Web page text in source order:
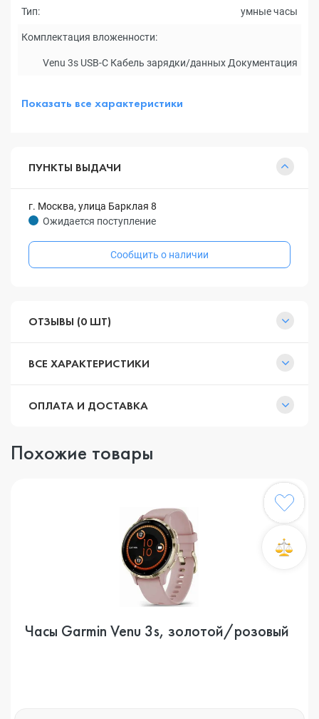
Тип: умные часы
Комплектация вложенности:
Venu 3s USB-C Кабель зарядки/данных Документация
Показать все характеристики
ПУНКТЫ ВЫДАЧИ
г. Москва, улица Барклая 8
Ожидается поступление
Сообщить о наличии
ОТЗЫВЫ (0 ШТ)
ВСЕ ХАРАКТЕРИСТИКИ
ОПЛАТА И ДОСТАВКА
Похожие товары
Часы Garmin Venu 3s, золотой/розовый